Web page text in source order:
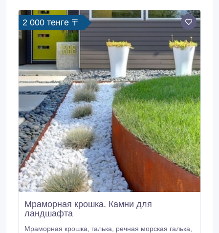
остается более сухим.
2 000 тенге 〒
Мраморная крошка. Камни для
ландшафта
Мраморная крошка, галька, речная морская галька,